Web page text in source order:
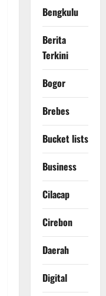
Bengkulu
Berita
Terkini
Bogor
Brebes
Bucket lists
Business
Cilacap
Cirebon
Daerah
Digital